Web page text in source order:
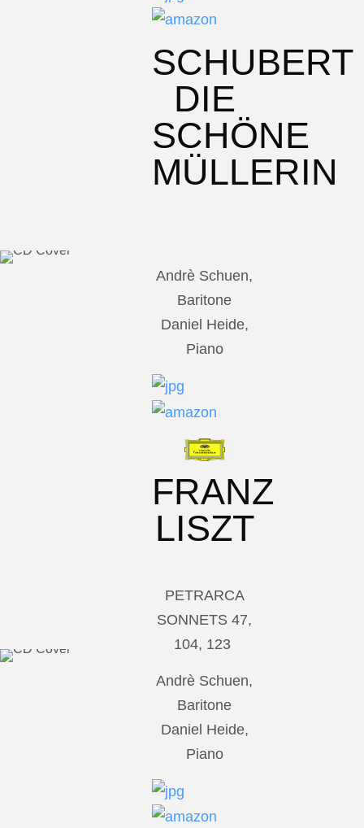
SCHUBERT
DIE
SCHÖNE
MÜLLERIN
Andrè Schuen,
Baritone
Daniel Heide,
Piano
FRANZ
LISZT
PETRARCA
SONNETS 47,
104, 123
Andrè Schuen,
Baritone
Daniel Heide,
Piano